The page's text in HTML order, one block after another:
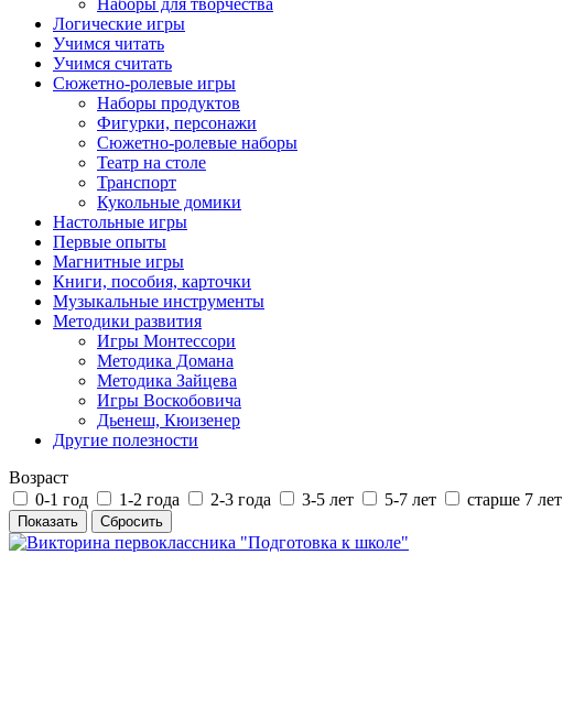
Наборы для творчества
Логические игры
Учимся читать
Учимся считать
Сюжетно-ролевые игры
Наборы продуктов
Фигурки, персонажи
Сюжетно-ролевые наборы
Театр на столе
Транспорт
Кукольные домики
Настольные игры
Первые опыты
Магнитные игры
Книги, пособия, карточки
Музыкальные инструменты
Методики развития
Игры Монтессори
Методика Домана
Методика Зайцева
Игры Воскобовича
Дьенеш, Кюизенер
Другие полезности
Возраст
0-1 год
1-2 года 2-3 года 3-5 лет 5-7 лет старше 7 лет